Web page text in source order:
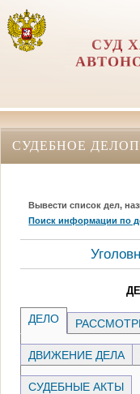
СУД
СУДЕБНОЕ
Вывести список дел,
Поиск информации по
ДЕЛО
ДВИЖЕНИЕ ДЕЛА
СУДЕБНЫЕ АКТЫ